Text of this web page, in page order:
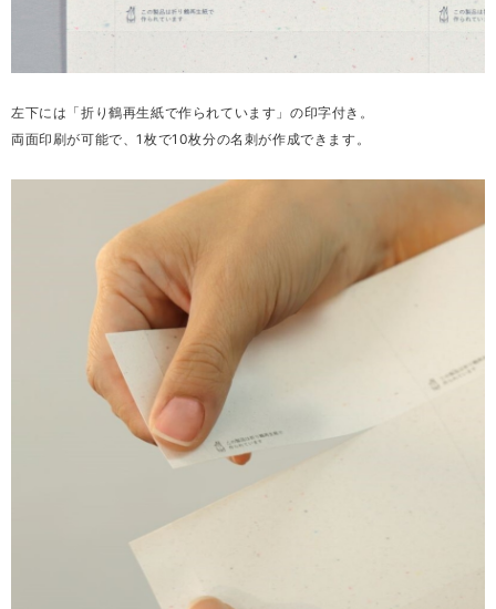
左下には「折り鶴再生紙で作られています」の印字付き。
両面印刷が可能で、1枚で10枚分の名刺が作成できます。